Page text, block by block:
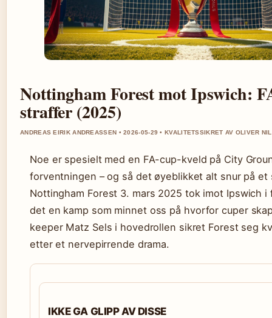
Nottingham Forest mot Ipswich:
straffer (2025)
ANDREAS EIRIK ANDREASSEN • 2026-05-29 • KVALITETSSIKRET AV OLIVER
Noe er spesielt med en FA-cup-kveld på City
forventningen – og så det øyeblikket alt snur på et
Nottingham Forest 3. mars 2025 tok imot Ipswich i
det en kamp som minnet oss på hvorfor cuper
keeper Matz Sels i hovedrollen sikret Forest seg
etter et nervepirrende drama.
IKKE GA GLIPP AV DISSE